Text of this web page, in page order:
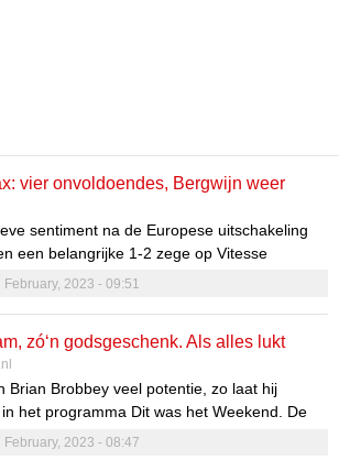
vier onvoldoendes, Bergwijn weer
sentiment na de Europese uitschakeling
een belangrijke 1-2 zege op Vitesse
Ajacieden mentaal en fysiek de wedstrijd
te trekken, zal trainer John Heitinga zich
namelijk niet thuis in de GelreDome.
van Ajax en Vitesse op een rijtje.
February, 2023 - 09:51
zó‘n godsgeschenk. Als alles lukt
hem’
Brian Brobbey veel potentie, zo laat hij
het programma Dit was het Weekend. De
het gebrek aan werklust bij de spits van Ajax,
mogelijk winst kan gaan opleveren.
February, 2023 - 08:47